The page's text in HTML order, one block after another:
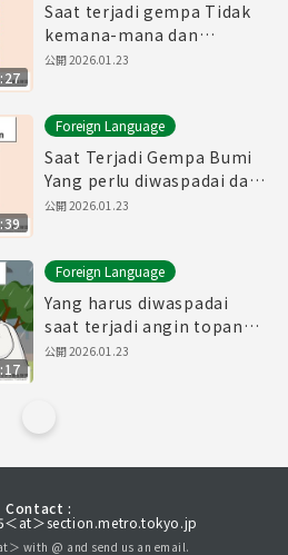
Saat terjadi gempa Tidak
kemana-mana dan
menunggu! Persiapkan
公開2026.01.23
Foreign Language
Saat Terjadi Gempa Bumi
Yang perlu diwaspadai dan
disiapkan
公開2026.01.23
Foreign Language
Yang harus diwaspadai
saat terjadi angin topan
atau hujan lebat
公開2026.01.23
Contact :
＜at＞section.metro.tokyo.jp
＞ with @ and send us an email.